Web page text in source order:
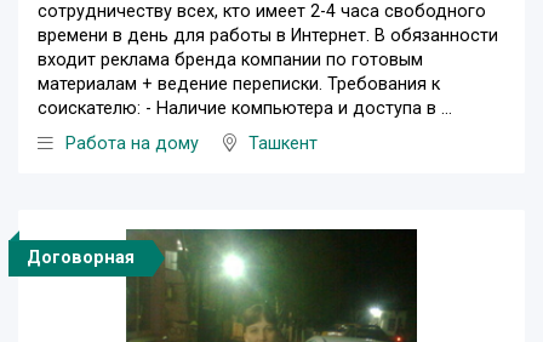
сотрудничеству всех, кто имеет 2-4 часа свободного
времени в день для работы в Интернет. В обязанности
входит реклама бренда компании по готовым
материалам + ведение переписки. Требования к
соискателю: - Наличие компьютера и доступа в ...
Работа на дому
Ташкент
Договорная